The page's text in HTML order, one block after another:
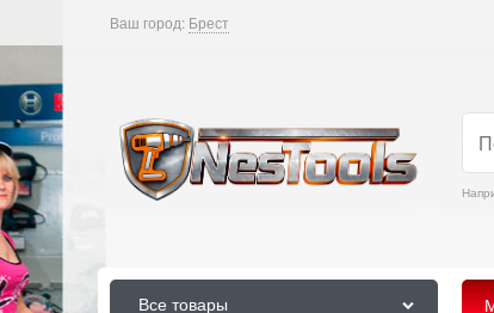
Ваш город: Брест
Все товары